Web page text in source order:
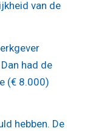
van de
had de
(€ 8.000)
hebben. De